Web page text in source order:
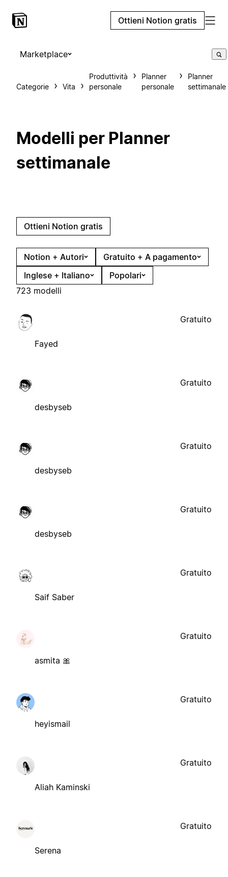
Ottieni Notion gratis
Marketplace
Categorie Vita
Produttività
personale
Planner
personale
Planner
settimanale
Modelli per Planner
settimanale
Ottieni Notion gratis
Notion + Autori
Gratuito + A pagamento
Inglese + Italiano
Popolari
723 modelli
Fayed
Gratuito
desbyseb
Gratuito
desbyseb
Gratuito
desbyseb
Gratuito
Saif Saber
Gratuito
asmita 🎀
Gratuito
heyismail
Gratuito
Aliah Kaminski
Gratuito
Serena
Gratuito